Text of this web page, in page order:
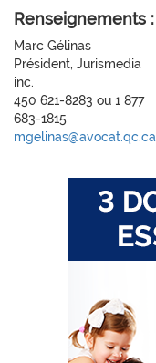
Renseignements :
Marc Gélinas
Président, Jurismedia
inc.
450 621-8283 ou 1 877
683-1815
mgelinas@avocat.qc.ca